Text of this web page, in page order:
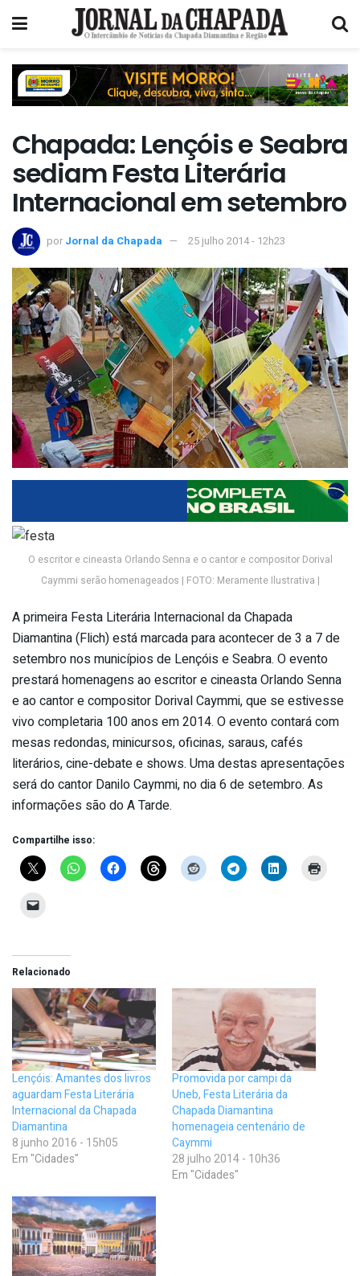
Chapada: Lençóis e Seabra
sediam Festa Literária
Internacional em setembro
por Jornal da Chapada 25 julho 2014 - 12h23
O escritor e cineasta Orlando Senna e o cantor e compositor Dorival
Caymmi serão homenageados | FOTO: Meramente Ilustrativa |
A primeira Festa Literária Internacional da Chapada
Diamantina (Flich) está marcada para acontecer de 3 a 7 de
setembro nos municípios de Lençóis e Seabra. O evento
prestará homenagens ao escritor e cineasta Orlando Senna
e ao cantor e compositor Dorival Caymmi, que se estivesse
vivo completaria 100 anos em 2014. O evento contará com
mesas redondas, minicursos, oficinas, saraus, cafés
literários, cine-debate e shows. Uma destas apresentações
será do cantor Danilo Caymmi, no dia 6 de setembro. As
informações são do A Tarde.
Compartilhe isso:
Relacionado
Lençóis: Amantes dos livros
aguardam Festa Literária
Internacional da Chapada
Diamantina
8 junho 2016 - 15h05
Em "Cidades"
Promovida por campi da
Uneb, Festa Literária da
Chapada Diamantina
homenageia centenário de
Caymmi
28 julho 2014 - 10h36
Em "Cidades"